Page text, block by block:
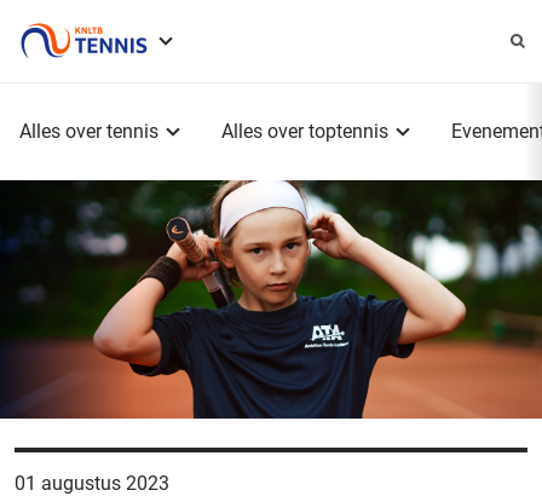
Alles over tennis Alles over toptennis
01 augustus 2023